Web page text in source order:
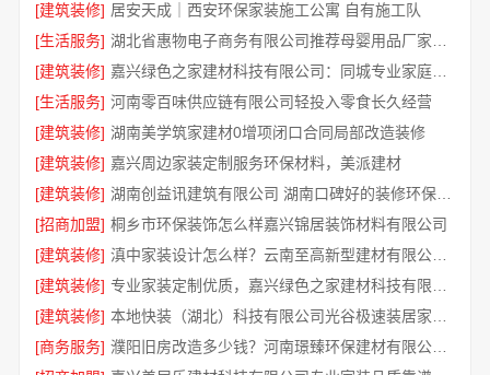
[建筑装修] 居安天成｜西安环保家装施工公寓 自有施工队
[生活服务]
[建筑装修]
嘉兴绿色之家建材科技有限公司：同城专业家庭装修机构优质
[生活服务] 河南零百味供应链有限公司轻投入零食长久经营
[建筑装修] 湖南美学筑家建材0增项闭口合同局部改造装修
[建筑装修] 嘉兴周边家装定制服务环保材料，美派建材
[建筑装修]
湖南创益讯建筑有限公司 湖南口碑好的装修环保材料全包公司
[招商加盟] 桐乡市环保装饰怎么样嘉兴锦居装饰材料有限公司
[建筑装修]
滇中家装设计怎么样？云南至高新型建材有限公司专业靠谱
[建筑装修]
[建筑装修]
[商务服务]
濮阳旧房改造多少钱？河南璟臻环保建材有限公司透明报价